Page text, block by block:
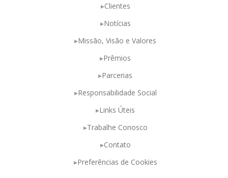
Clientes
Notícias
Missão, Visão e Valores
Prêmios
Parcerias
Responsabilidade Social
Links Úteis
Trabalhe Conosco
Contato
Preferências de Cookies